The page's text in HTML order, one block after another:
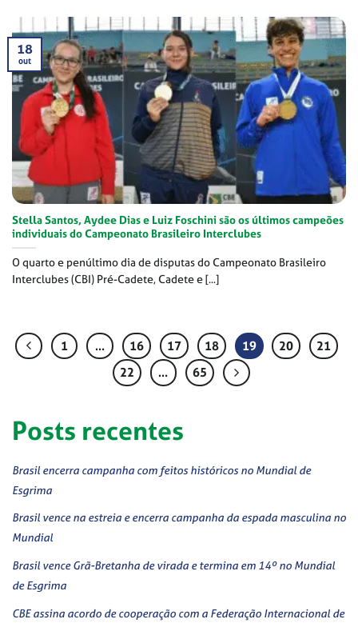
Stella Santos, Aydee Dias e Luiz Foschini são os últimos campeões
individuais do Campeonato Brasileiro Interclubes
O quarto e penúltimo dia de disputas do Campeonato Brasileiro
Interclubes (CBI) Pré-Cadete, Cadete e [...]
18
out
1 … 16 17 18 19 20
21
22
… 65
Posts recentes
Brasil encerra campanha com feitos históricos no Mundial de
Esgrima
Brasil vence na estreia e encerra campanha da espada masculina no
Mundial
Brasil vence Grã-Bretanha de virada e termina em 14º no Mundial
de Esgrima
CBE assina acordo de cooperação com a Federação Internacional de